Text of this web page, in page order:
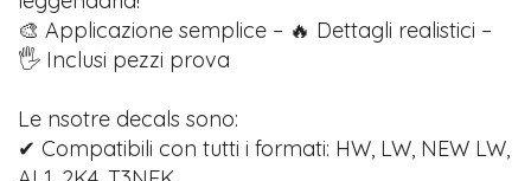
🎨 Applicazione semplice – 🔥 Dettagli realistici –
🖐️ Inclusi pezzi prova
Le nsotre decals sono:
✔ Compatibili con tutti i formati: HW, LW, NEW LW,